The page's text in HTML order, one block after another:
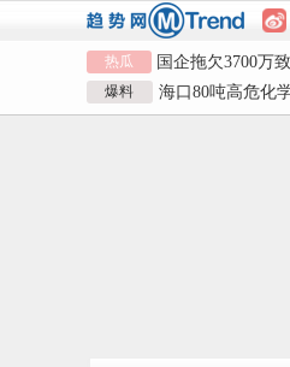
热瓜
1岁宝宝碰坏纸巾
924元
国企拖欠3700万
儿子举报身价上
1岁宝宝碰坏纸巾
爆料
海口80吨高危化
报危险品